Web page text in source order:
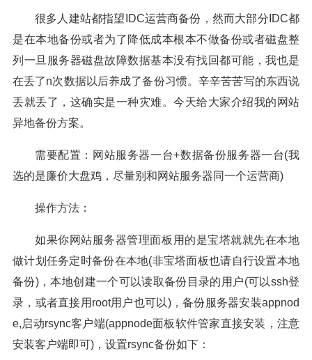
很多人建站都指望IDC运营商备份，然而大部分IDC都
是在本地备份或者为了降低成本根本不做备份或者磁盘整
列一旦服务器磁盘故障数据基本没有找回都可能，我也是
在丢了n次数据以后养成了备份习惯。辛辛苦苦写的东西说
丢就丢了，这确实是一种灾难。今天给大家介绍我的网站
异地备份方案。
需要配置：网站服务器一台+数据备份服务器一台(我
选的是廉价大盘鸡，尽量别和网站服务器同一个运营商)
操作方法：
如果你网站服务器管理面板用的是宝塔就就先在本地
做计划任务定时备份在本地(非宝塔面板也请自行设置本地
备份)，本地创建一个可以读取备份目录的用户(可以ssh登
录，或者直接用root用户也可以)，备份服务器安装appnod
e,启动rsync客户端(appnode面板软件管家直接安装，注意
安装客户端即可)，设置rsync备份如下：